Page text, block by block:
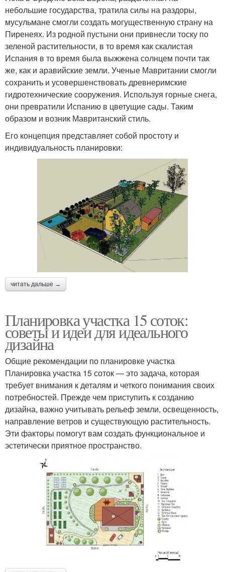
небольшие государства, тратила силы на раздоры,
мусульмане смогли создать могущественную страну на
Пиренеях. Из родной пустыни они привнесли тоску по
зеленой растительности, в то время как скалистая
Испания в то время была выжжена солнцем почти так
же, как и аравийские земли. Ученые Мавритании смогли
сохранить и усовершенствовать древнеримские
гидротехнические сооружения. Используя горные снега,
они превратили Испанию в цветущие сады. Таким
образом и возник Мавританский стиль.
Его концепция представляет собой простоту и
индивидуальность планировки:
читать дальше →
Планировка участка 15 соток:
советы и идеи для идеального
дизайна
Общие рекомендации по планировке участка
Планировка участка 15 соток — это задача, которая
требует внимания к деталям и четкого понимания своих
потребностей. Прежде чем приступить к созданию
дизайна, важно учитывать рельеф земли, освещенность,
направление ветров и существующую растительность.
Эти факторы помогут вам создать функциональное и
эстетически приятное пространство.